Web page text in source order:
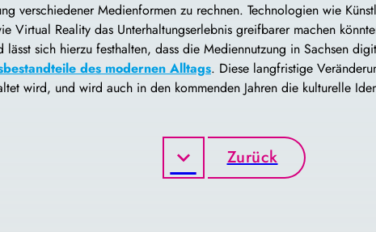
verschiedener Medienformen zu rechnen. Technologien wie
Virtual Reality das Unterhaltungserlebnis greifbarer machen
sich hierzu festhalten, dass die Mediennutzung in Sachsen
des modernen Alltags. Diese langfristige
wird, und wird auch in den kommenden Jahren die kulturelle
Zurück